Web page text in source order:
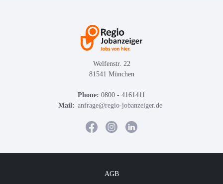
Welfenstr. 22
81541 München
Phone: 0800 - 4161411
Mail: anfrage@regio-jobanzeiger.de
AGB